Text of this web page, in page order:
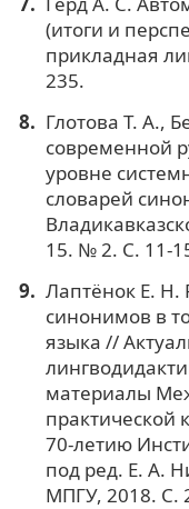
(итоги и
прикладная
235.
Глотова Т. А.,
современной
уровне
словарей
15. № 2. С. 11-
Лаптёнок Е. Н.
синонимов в
языка //
материалы
70-летию
под ред. Е. А.
МПГУ, 2018. С.